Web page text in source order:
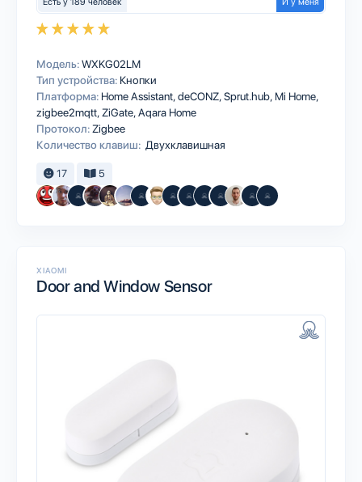
Модель:WXKG02LM
Тип устройства: Кнопки
Платформа: Home AssistantdeCONZSprut.hub Mi Home
zigbee2mqtt ZiGateAqara Home
Протокол: Zigbee
Количество клавиш: Двухклавишная
17 5
XIAOMI
Door and Window Sensor